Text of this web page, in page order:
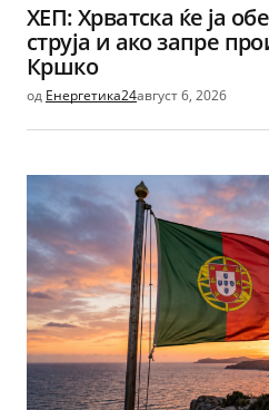
ХЕП: Хрватска ќе ја
струја и ако запре
Кршко
од Енергетика24август 6, 2026